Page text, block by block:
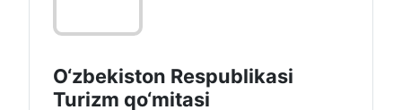
O‘zbekiston Respublikasi
Turizm qo‘mitasi